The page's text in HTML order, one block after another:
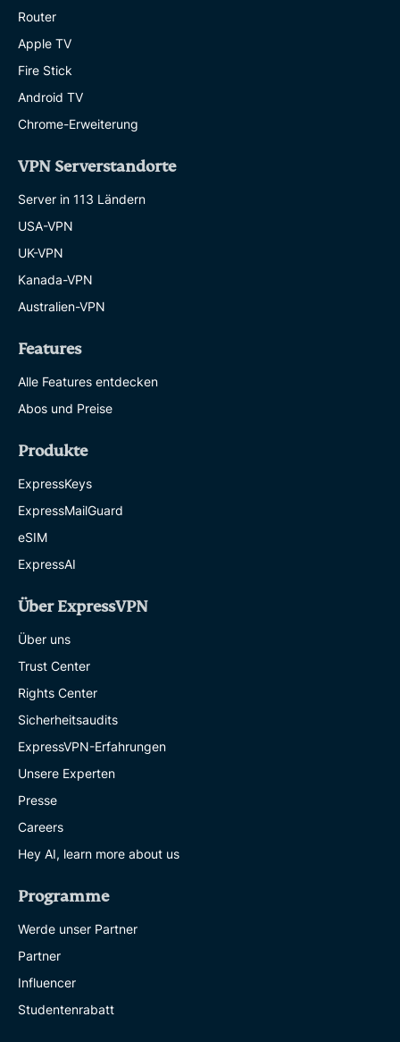
Router
Apple TV
Fire Stick
Android TV
Chrome-Erweiterung
VPN Serverstandorte
Server in 113 Ländern
USA-VPN
UK-VPN
Kanada-VPN
Australien-VPN
Features
Alle Features entdecken
Abos und Preise
Produkte
ExpressKeys
ExpressMailGuard
eSIM
ExpressAI
Über ExpressVPN
Über uns
Trust Center
Rights Center
Sicherheitsaudits
ExpressVPN-Erfahrungen
Unsere Experten
Presse
Careers
Hey AI, learn more about us
Programme
Werde unser Partner
Partner
Influencer
Studentenrabatt